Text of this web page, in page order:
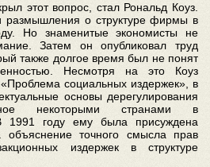
этот вопрос, стал Рональд Коуз.
размышления о структуре фирмы в
Но знаменитые экономисты не
Затем он опубликовал труд
также долгое время был не понят
Несмотря на это Коуз
социальных издержек», в
основы дерегулирования
некоторыми странами в
1991 году ему была присуждена
объяснение точного смысла прав
издержек в структуре